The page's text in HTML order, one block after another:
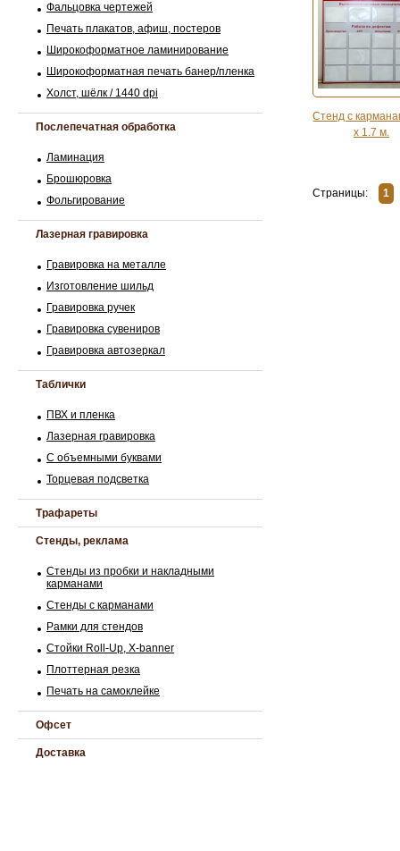
Фальцовка чертежей
Печать плакатов, афиш, постеров
Широкоформатное ламинирование
Широкоформатная печать банер/пленка
Холст, шёлк / 1440 dpi
Послепечатная обработка
Ламинация
Брошюровка
Фольгирование
Лазерная гравировка
Гравировка на металле
Изготовление шильд
Гравировка ручек
Гравировка сувениров
Гравировка автозеркал
Таблички
ПВХ и пленка
Лазерная гравировка
С объемными буквами
Торцевая подсветка
Трафареты
Стенды, реклама
Стенды из пробки и накладными
карманами
Стенды с карманами
Рамки для стендов
Стойки Roll-Up, Х-banner
Плоттерная резка
Печать на самоклейке
Офсет
Доставка
Стенд с
х 1.7 м.
Страницы: 1